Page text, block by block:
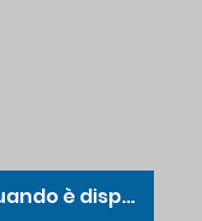
è disponibile